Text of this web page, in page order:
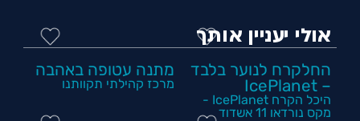
אולי יעניין אותך
החלקרח לנוער בלבד
– IcePlanet
היכל הקרח IcePlanet -
מקס נורדאו 11 אשדוד
מתנה עטופה באהבה
מרכז קהילתי תקוותנו